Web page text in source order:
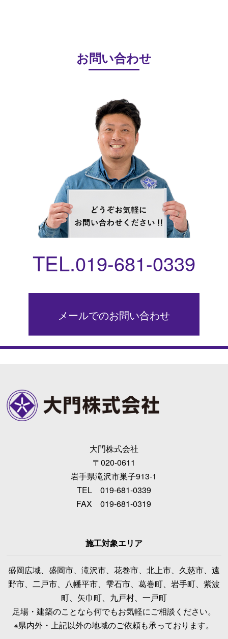
お問い合わせ
TEL.019-681-0339
メールでのお問い合わせ
大門株式会社
〒020-0611
岩手県滝沢市巣子913-1
TEL 019-681-0339
FAX 019-681-0319
施工対象エリア
盛岡広域、盛岡市、滝沢市、花巻市、北上市、久慈市、遠
野市、二戸市、八幡平市、雫石市、葛巻町、岩手町、紫波
町、矢巾町、九戸村、一戸町
足場・建築のことなら何でもお気軽にご相談ください。
※県内外・上記以外の地域のご依頼も承っております。